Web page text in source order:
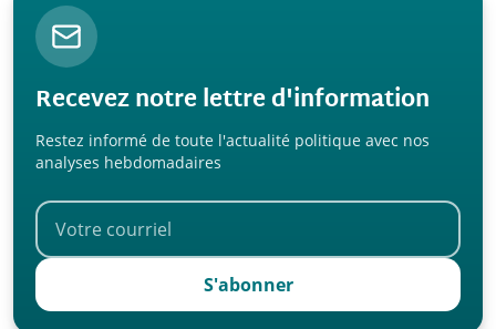
Recevez notre lettre d'information
Restez informé de toute l'actualité politique avec nos
analyses hebdomadaires
S'abonner